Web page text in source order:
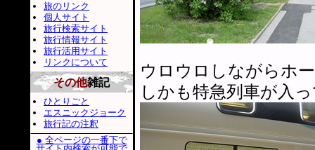
ウロウロしながらホ
しかも特急列車が入
旅のリンク
個人サイト
旅行検索サイト
旅行情報サイト
旅行活用サイト
リンクについて
その他雑記
ひとりごと
エスニックジョーク
旅行記の注釈
● 全ページの一番下で